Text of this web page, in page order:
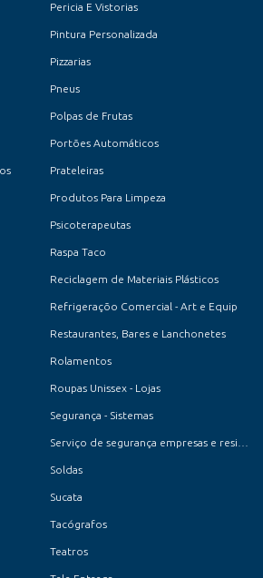
Pericia E Vistorias
Pintura Personalizada
Pizzarias
Pneus
Polpas de Frutas
Portões Automáticos
Prateleiras
Produtos Para Limpeza
Psicoterapeutas
Raspa Taco
Reciclagem de Materiais Plásticos
Refrigeraçõo Comercial - Art e Equip
Restaurantes, Bares e Lanchonetes
Rolamentos
Roupas Unissex - Lojas
Segurança - Sistemas
Soldas
Sucata
Tacógrafos
Teatros